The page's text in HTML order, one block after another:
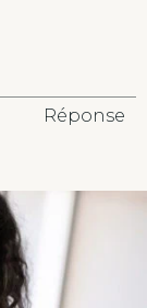
Réponse